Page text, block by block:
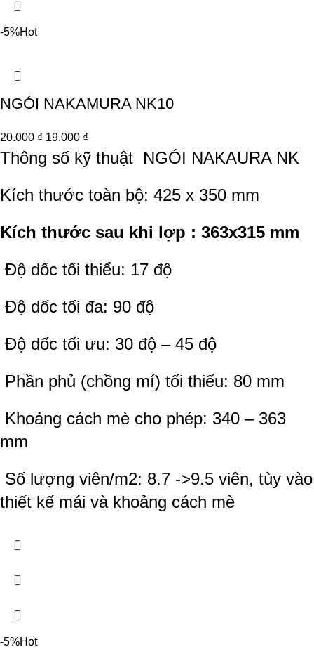
-5%Hot
NGÓI NAKAMURA NK10
20.000₫ 19.000 ₫
Thông số kỹ thuật NGÓI NAKAURA NK
Kích thước toàn bộ: 425 x 350 mm
Kích thước sau khi lợp : 363x315 mm
Độ dốc tối thiểu: 17 độ
Độ dốc tối đa: 90 độ
Độ dốc tối ưu: 30 độ – 45 độ
Phần phủ (chồng mí) tối thiểu: 80 mm
Khoảng cách mè cho phép: 340 – 363
mm
Số lượng viên/m2: 8.7 ->9.5 viên, tùy vào
thiết kế mái và khoảng cách mè
-5%Hot